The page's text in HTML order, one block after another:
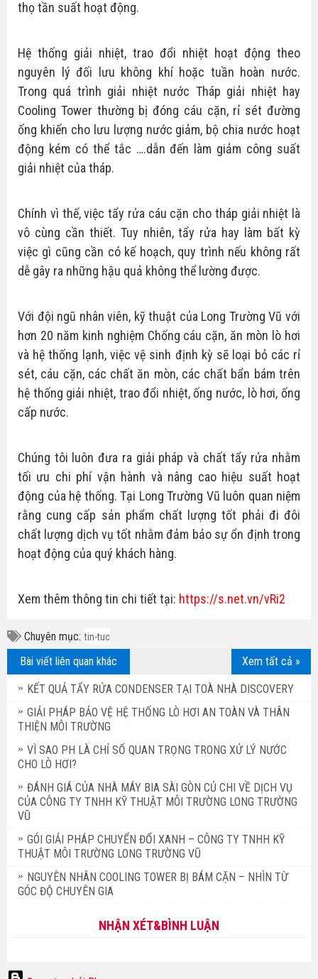
thọ tần suất hoạt động.
Hệ thống giải nhiệt, trao đổi nhiệt hoạt động theo
nguyên lý đối lưu không khí hoặc tuần hoàn nước.
Trong quá trình giải nhiệt nước Tháp giải nhiệt hay
Cooling Tower thường bị đóng cáu cặn, rỉ sét đường
ống khiến cho lưu lượng nước giảm, bộ chia nước hoạt
động kém có thể tắc ….dẫn đến làm giảm công suất
giải nhiệt của tháp.
Chính vì thế, việc tẩy rửa cáu cặn cho tháp giải nhiệt là
vô cùng cần thiết. Tuy nhiên, tẩy rửa hay làm bất kỳ
việc gì cũng cần có kế hoạch, quy trình nếu không rất
dễ gây ra những hậu quả không thể lường được.
Với đội ngũ nhân viên, kỹ thuật của Long Trường Vũ với
hơn 20 năm kinh nghiệm Chống cáu cặn, ăn mòn lò hơi
và hệ thống lạnh, việc vệ sinh định kỳ sẽ loại bỏ các rỉ
sét, cáu cặn, các chất ăn mòn, các chất bẩn bám trên
hệ thống giải nhiệt, trao đổi nhiệt, ống nước, lò hơi, ống
cấp nước.
Chúng tôi luôn đưa ra giải pháp và chất tẩy rửa nhằm
tối ưu chi phí vận hành và nâng cao hiệu suất hoạt
động của hệ thống. Tại Long Trường Vũ luôn quan niệm
rằng cung cấp sản phẩm chất lượng tốt phải đi đôi
chất lượng dịch vụ tốt nhằm đảm bảo sự ổn định trong
hoạt động của quý khách hàng.
Xem thêm thông tin chi tiết tại: https://s.net.vn/vRi2
Chuyên mục: tin-tuc
Xem tất cả »
Bài viết liên quan khác
KẾT QUẢ TẨY RỬA CONDENSER TẠI TOÀ NHÀ DISCOVERY
GIẢI PHÁP BẢO VỆ HỆ THỐNG LÒ HƠI AN TOÀN VÀ THÂN
THIỆN MÔI TRƯỜNG
VÌ SAO PH LÀ CHỈ SỐ QUAN TRỌNG TRONG XỬ LÝ NƯỚC
CHO LÒ HƠI?
ĐÁNH GIÁ CỦA NHÀ MÁY BIA SÀI GÒN CỦ CHI VỀ DỊCH VỤ
CỦA CÔNG TY TNHH KỸ THUẬT MÔI TRƯỜNG LONG TRƯỜNG
VŨ
GÓI GIẢI PHÁP CHUYỂN ĐỔI XANH – CÔNG TY TNHH KỸ
THUẬT MÔI TRƯỜNG LONG TRƯỜNG VŨ
NGUYÊN NHÂN COOLING TOWER BỊ BÁM CẶN – NHÌN TỪ
GÓC ĐỘ CHUYÊN GIA
NHẬN XÉT&BÌNH LUẬN